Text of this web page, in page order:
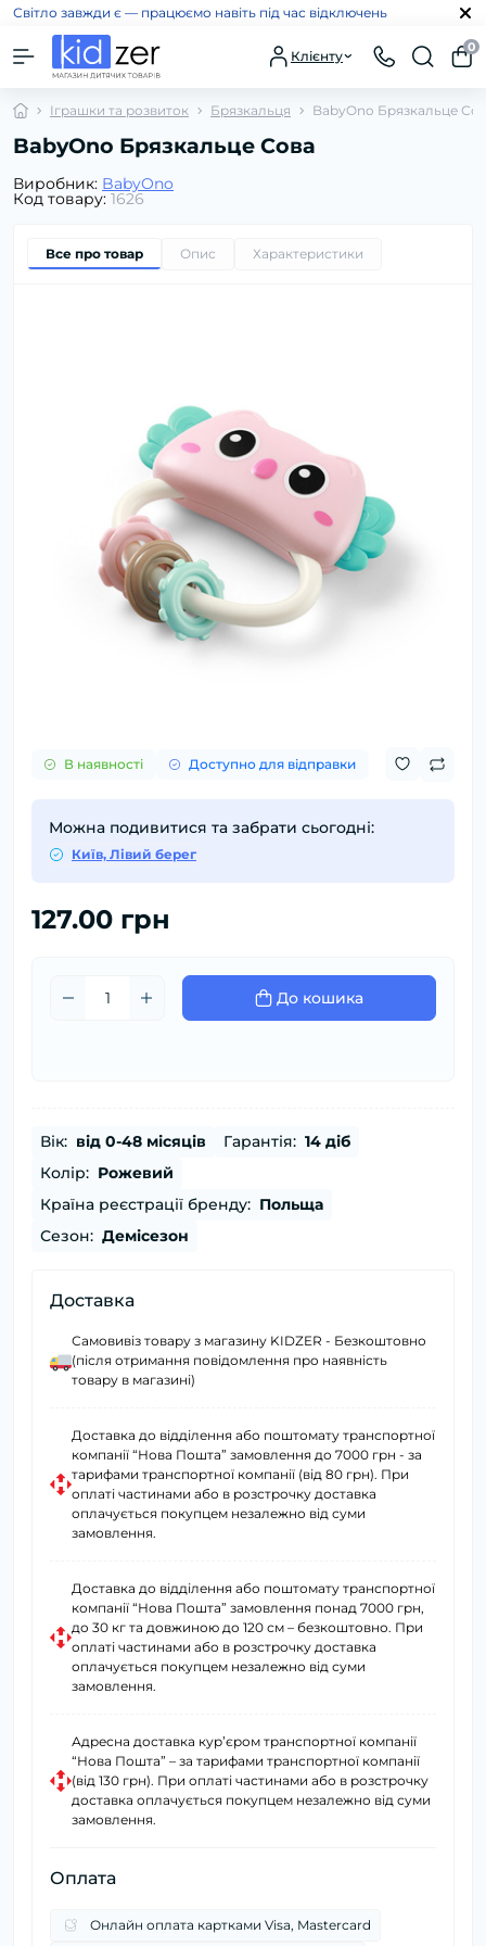
Світло завжди є — працюємо навіть під час відключень
Клієнту
0
Іграшки та розвиток Брязкальця BabyOno Брязкальце
BabyOno Брязкальце Сова
Виробник: BabyOno
Код товару: 1626
Все про товар Опис Характеристики
В наявності Доступно для відправки
Можна подивитися та забрати сьогодні:
Київ, Лівий берег
127.00 грн
До кошика
Вік: від 0-48 місяців Гарантія: 14 діб
Колір: Рожевий
Країна реєстрації бренду: Польща
Сезон: Демісезон
Доставка
Самовивіз товару з магазину KIDZER - Безкоштовно
(після отримання повідомлення про наявність
товару в магазині)
Доставка до відділення або поштомату транспортної
компанії “Нова Пошта” замовлення до 7000 грн - за
тарифами транспортної компанії (від 80 грн). При
оплаті частинами або в розстрочку доставка
оплачується покупцем незалежно від суми
замовлення.
Доставка до відділення або поштомату транспортної
компанії “Нова Пошта” замовлення понад 7000 грн,
до 30 кг та довжиною до 120 см – безкоштовно. При
оплаті частинами або в розстрочку доставка
оплачується покупцем незалежно від суми
замовлення.
Адресна доставка курʼєром транспортної компанії
“Нова Пошта” – за тарифами транспортної компанії
(від 130 грн). При оплаті частинами або в розстрочку
доставка оплачується покупцем незалежно від суми
замовлення.
Оплата
Онлайн оплата картками Visa, Mastercard